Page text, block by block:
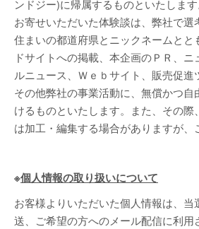
ンドジー)に帰属するものといたします
お寄せいただいた体験談は、弊社で選
住まいの都道府県とニックネームとと
ドサイトへの掲載、本企画のＰＲ、
ルニュース、Ｗｅｂサイト、販売促
その他弊社の事業活動に、無償かつ
けるものといたします。また、その際
は加工・編集する場合がありますが、
※個人情報の取り扱いについて
お客様よりいただいた個人情報は、当
送、ご希望の方へのメール配信に利用